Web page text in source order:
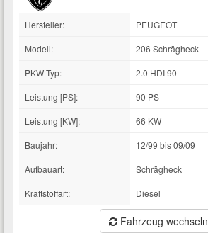
Hersteller:
PEUGEOT
Modell:
206 Schrägheck
PKW Typ:
2.0 HDI 90
Leistung [PS]:
90 PS
Leistung [KW]:
66 KW
Baujahr:
12/99 bis 09/09
Aufbauart:
Schrägheck
Kraftstoffart:
Diesel
Fahrzeug wechseln
Heizung und Klimaanlage
Kühlung
Motor
Innenausstattung
Reiniger
Rostlöser
Schmiermittel
Total Motoröle
Druckluft Werkzeuge
Fahrwerk Werkzeuge
Halterung Abgasstrang
Kfz Spezialwerkzeuge
Leitungsverbinder
Glühlampen
Kfz-Pflege
Kofferraumwanne
Marderschutz
Nachrüstwischer
VW Ersatzteile
Alfa Romeo Ersatzteile
Audi Ersatzteile
Chevrolet Ersatzteile